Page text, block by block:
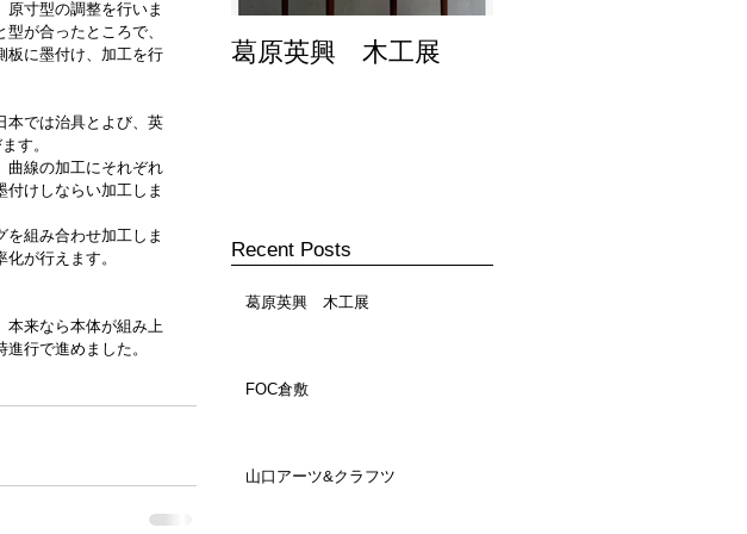
原寸型の調整を行いま
型が合ったところで、
板に墨付け、加工を行
本では治具とよび、英
す。
曲線の加工にそれぞれ
けしならい加工しま
組み合わせ加工しま
が行えます。
本来なら本体が組み上
行で進めました。
葛原英興 木工展
Recent Posts
葛原英興 木工展
FOC倉敷
山口アーツ&クラフツ